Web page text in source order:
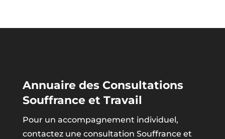
Annuaire des Consultations
Souffrance et Travail
Pour un accompagnement individuel,
contactez une consultation Souffrance et